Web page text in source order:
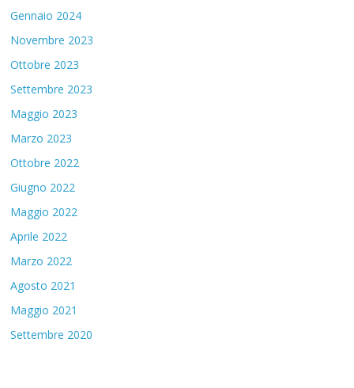
Gennaio 2024
Novembre 2023
Ottobre 2023
Settembre 2023
Maggio 2023
Marzo 2023
Ottobre 2022
Giugno 2022
Maggio 2022
Aprile 2022
Marzo 2022
Agosto 2021
Maggio 2021
Settembre 2020